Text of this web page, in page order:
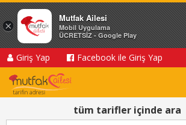
Giriş Yap Facebook ile Giriş Yap
tüm tarifler içinde ara
×
Mutfak Ailesi
Mobil Uygulama
ÜCRETSİZ - Google Play